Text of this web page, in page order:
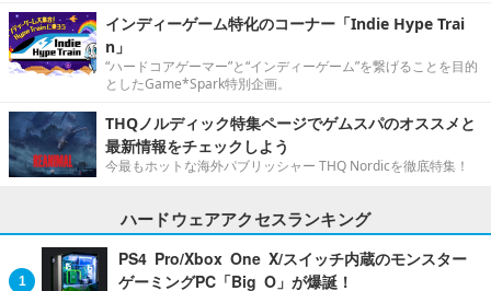
インディーゲーム特化のコーナー「Indie Hype Trai
n」
“ハードコアゲーマー”と“インディーゲーム”を繋げることを目的
としたGame*Spark特別企画。
THQノルディック特集ページでゲムスパのオススメと
最新情報をチェックしよう
今最もホットな海外パブリッシャー THQ Nordicを徹底特集！
ハードウェアアクセスランキング
PS4 Pro/Xbox One X/スイッチ内蔵のモンスター
ゲーミングPC「Big O」が爆誕！